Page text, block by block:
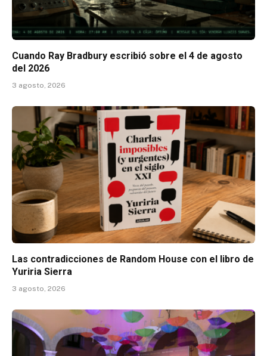
Cuando Ray Bradbury escribió sobre el 4 de agosto
del 2026
3 agosto, 2026
Las contradicciones de Random House con el libro de
Yuriria Sierra
3 agosto, 2026